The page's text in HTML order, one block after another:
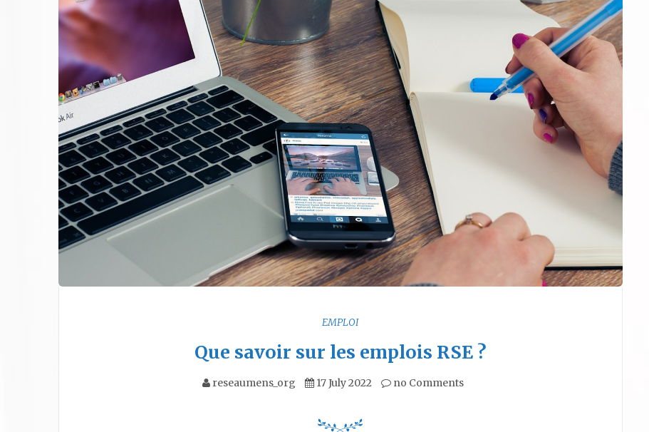
EMPLOI
Que savoir sur les emplois RSE ?
reseaumens_org 17 July 2022 no Comments